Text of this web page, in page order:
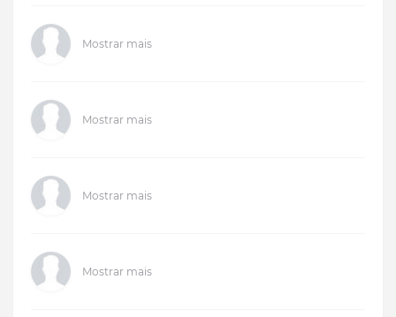
Mostrar mais
Mostrar mais
Mostrar mais
Mostrar mais